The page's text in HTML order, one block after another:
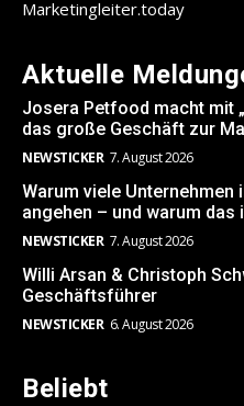
Marketingleiter.today
Aktuelle
Josera Petfood macht mit
das große Geschäft zur
NEWSTICKER 7. August 2026
Warum viele
angehen – und warum
NEWSTICKER 7. August 2026
Willi Arsan & Christoph
Geschäftsführer
NEWSTICKER 6. August 2026
Beliebt